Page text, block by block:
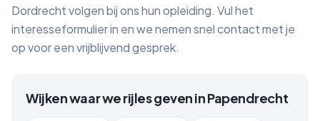
Dordrecht volgen bij ons hun opleiding. Vul het
interesseformulier in en we nemen snel contact met je
op voor een vrijblijvend gesprek.
Wijken waar we rijles geven inPapendrecht